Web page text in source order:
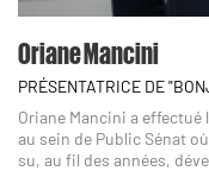
Oriane Mancini
PRÉSENTATRICE DE
Oriane Mancini a effectué
au sein de Public Sénat
su, au fil des années,